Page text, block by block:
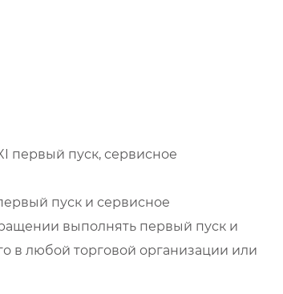
первый пуск, сервисное
пуск и сервисное
выполнять первый пуск и
в любой торговой организации или